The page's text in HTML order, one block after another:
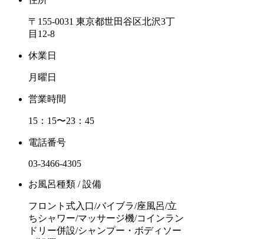
〒155-0031 東京都世田谷区北沢3丁
目12-8
休業日
月曜日
営業時間
15：15〜23：45
電話番号
03-3466-4305
お風呂種類 / 設備
フロント式入口/バイブラ/座風呂/立
ちシャワー/マッサージ機/コインラン
ドリー併設/シャンプー・ボディソー